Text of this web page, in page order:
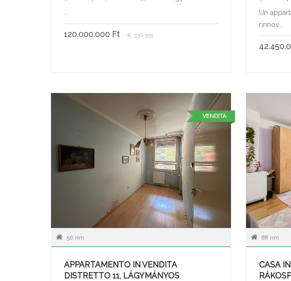
120.000.000 Ft € 330.551
Un
rinnov...
VENDITA
50 nm
APPARTAMENTO IN VENDITA
DISTRETTO 11, LÁGYMÁNYOS
88 nm
CASA